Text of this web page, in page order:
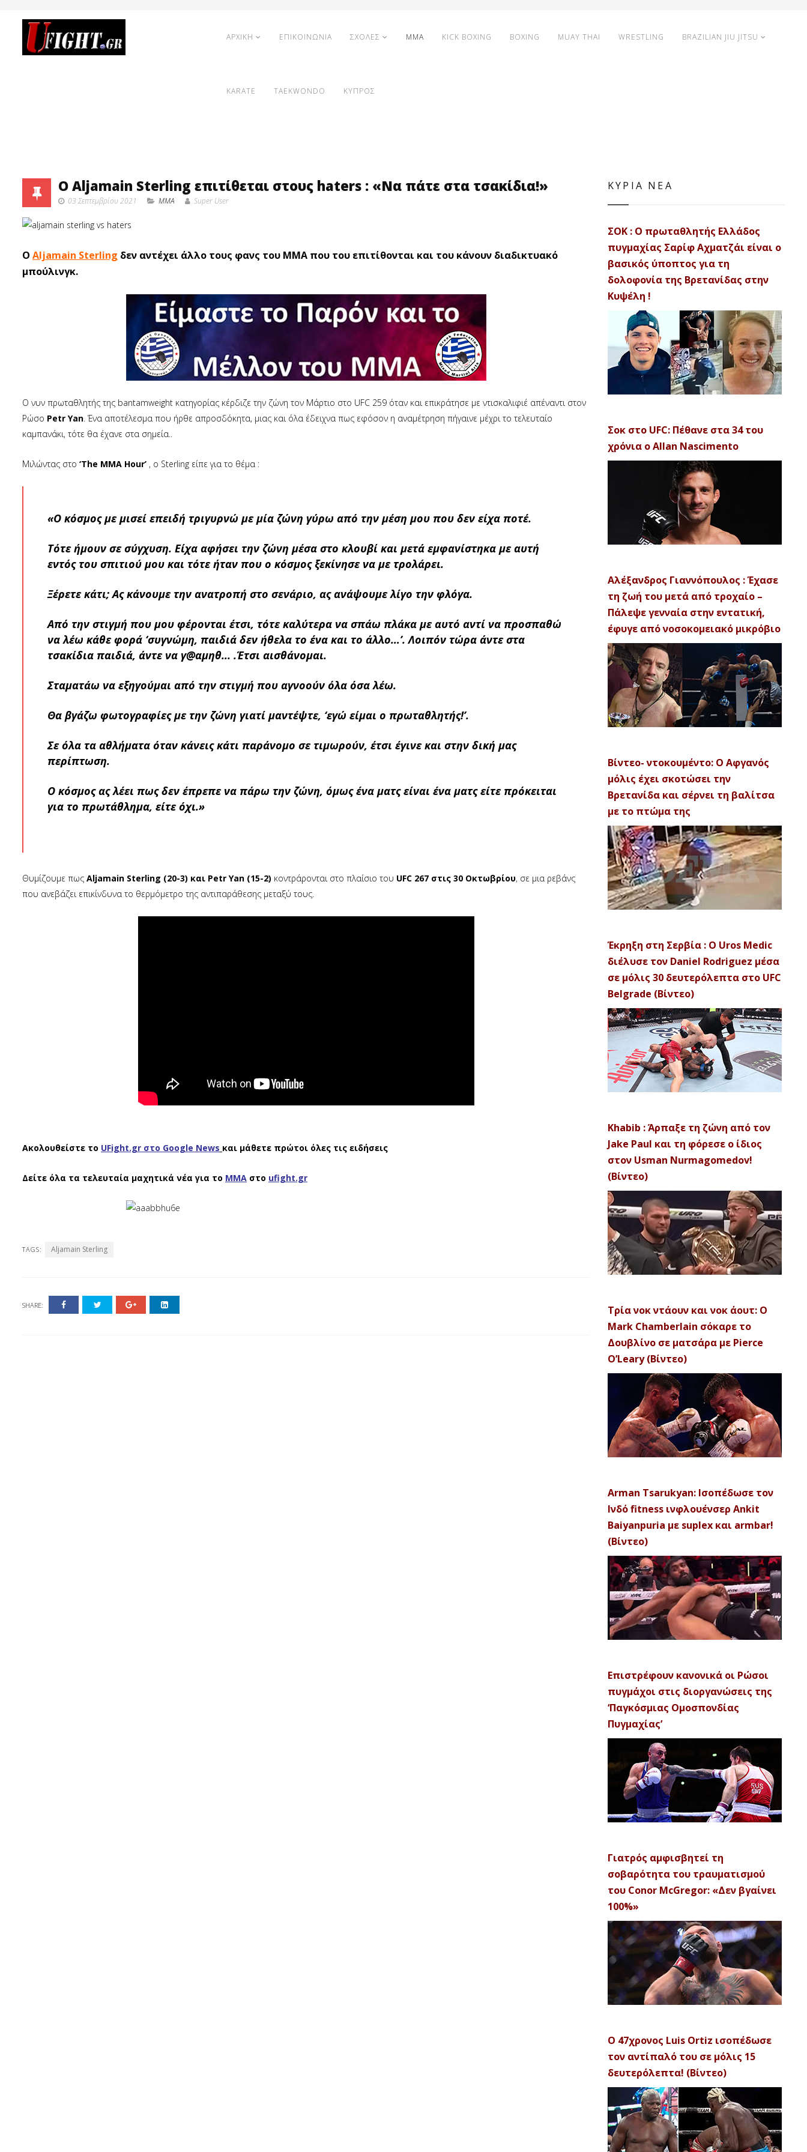
ΑΡΧΙΚΗ ΕΠΙΚΟΙΝΩΝΙΑ ΣΧΟΛΕΣ MMA KICK BOXING BOXING MUAY THAI WRESTLING BRAZILIAN JIU JITSU
KARATE TAEKWONDO ΚΥΠΡΟΣ
O Aljamain Sterling επιτίθεται στους haters : «Να πάτε στα τσακίδια!»
03 Σεπτεμβρίου 2021 MMA Super User
O Aljamain Sterling δεν αντέχει άλλο τους φανς του ΜΜΑ που του επιτίθονται και του κάνουν διαδικτυακό
μπούλινγκ.
Ο νυν πρωταθλητής της bantamweight κατηγορίας κέρδιζε την ζώνη τον Μάρτιο στο UFC 259 όταν και επικράτησε με ντισκαλιφιέ απέναντι στον
Ρώσο Petr Yan. Ένα αποτέλεσμα που ήρθε απροσδόκητα, μιας και όλα έδειχνα πως εφόσον η αναμέτρηση πήγαινε μέχρι το τελευταίο
καμπανάκι, τότε θα έχανε στα σημεία..
Μιλώντας στο ‘The MMA Hour’ , ο Sterling είπε για το θέμα :
«Ο κόσμος με μισεί επειδή τριγυρνώ με μία ζώνη γύρω από την μέση μου που δεν είχα ποτέ.
Τότε ήμουν σε σύγχυση. Είχα αφήσει την ζώνη μέσα στο κλουβί και μετά εμφανίστηκα με αυτή
εντός του σπιτιού μου και τότε ήταν που ο κόσμος ξεκίνησε να με τρολάρει.
Ξέρετε κάτι; Ας κάνουμε την ανατροπή στο σενάριο, ας ανάψουμε λίγο την φλόγα.
Από την στιγμή που μου φέρονται έτσι, τότε καλύτερα να σπάω πλάκα με αυτό αντί να προσπαθώ
να λέω κάθε φορά ‘συγνώμη, παιδιά δεν ήθελα το ένα και το άλλο…’. Λοιπόν τώρα άντε στα
τσακίδια παιδιά, άντε να γ@αμηθ... .Έτσι αισθάνομαι.
Σταματάω να εξηγούμαι από την στιγμή που αγνοούν όλα όσα λέω.
Θα βγάζω φωτογραφίες με την ζώνη γιατί μαντέψτε, ‘εγώ είμαι ο πρωταθλητής!’.
Σε όλα τα αθλήματα όταν κάνεις κάτι παράνομο σε τιμωρούν, έτσι έγινε και στην δική μας
περίπτωση.
Ο κόσμος ας λέει πως δεν έπρεπε να πάρω την ζώνη, όμως ένα ματς είναι ένα ματς είτε πρόκειται
για το πρωτάθλημα, είτε όχι.»
Θυμίζουμε πως Aljamain Sterling (20-3) και Petr Yan (15-2) κοντράρονται στο πλαίσιο του UFC 267 στις 30 Οκτωβρίου, σε μια ρεβάνς
που ανεβάζει επικίνδυνα το θερμόμετρο της αντιπαράθεσης μεταξύ τους.
Ακολουθείστε το UFight.gr στο Google News και μάθετε πρώτοι όλες τις ειδήσεις
Δείτε όλα τα τελευταία μαχητικά νέα για το ΜΜΑ στο ufight.gr
TAGS: Aljamain Sterling
SHARE:
ΚΥΡΙΑ ΝΕΑ
ΣΟΚ : Ο πρωταθλητής Ελλάδος
πυγμαχίας Σαρίφ Αχματζάι είναι ο
βασικός ύποπτος για τη
δολοφονία της Βρετανίδας στην
Κυψέλη !
Σοκ στο UFC: Πέθανε στα 34 του
χρόνια ο Allan Nascimento
Αλέξανδρος Γιαννόπουλος : Έχασε
τη ζωή του μετά από τροχαίο –
Πάλεψε γενναία στην εντατική,
έφυγε από νοσοκομειακό μικρόβιο
Βίντεο- ντοκουμέντο: Ο Αφγανός
μόλις έχει σκοτώσει την
Βρετανίδα και σέρνει τη βαλίτσα
με το πτώμα της
Έκρηξη στη Σερβία : Ο Uros Medic
διέλυσε τον Daniel Rodriguez μέσα
σε μόλις 30 δευτερόλεπτα στο UFC
Belgrade (Βίντεο)
Khabib : Άρπαξε τη ζώνη από τον
Jake Paul και τη φόρεσε ο ίδιος
στον Usman Nurmagomedov!
(Βίντεο)
Τρία νοκ ντάουν και νοκ άουτ: Ο
Mark Chamberlain σόκαρε το
Δουβλίνο σε ματσάρα με Pierce
O’Leary (Βίντεο)
Arman Tsarukyan: Ισοπέδωσε τον
Ινδό fitness ινφλουένσερ Ankit
Baiyanpuria με suplex και armbar!
(Βίντεο)
Επιστρέφουν κανονικά οι Ρώσοι
πυγμάχοι στις διοργανώσεις της
‘Παγκόσμιας Ομοσπονδίας
Πυγμαχίας’
Γιατρός αμφισβητεί τη
σοβαρότητα του τραυματισμού
του Conor McGregor: «Δεν βγαίνει
100%»
Ο 47χρονος Luis Ortiz ισοπέδωσε
τον αντίπαλό του σε μόλις 15
δευτερόλεπτα! (Βίντεο)